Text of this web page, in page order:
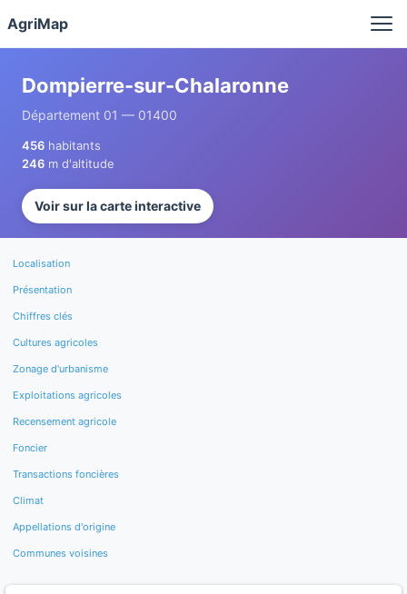
AgriMap
Dompierre-sur-Chalaronne
Département 01 — 01400
456 habitants
246 m d'altitude
Voir sur la carte interactive
Localisation
Présentation
Chiffres clés
Cultures agricoles
Zonage d'urbanisme
Exploitations agricoles
Recensement agricole
Foncier
Transactions foncières
Climat
Appellations d'origine
Communes voisines